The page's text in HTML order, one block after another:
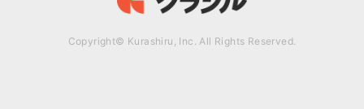
Copyright© Kurashiru, Inc. All Rights Reserved.